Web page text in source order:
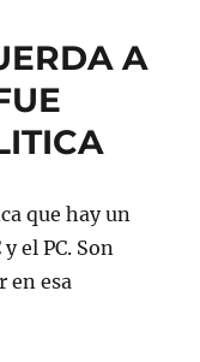
A
que hay un
el PC. Son
en esa